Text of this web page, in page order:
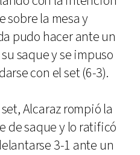
sobre la mesa y
pudo hacer ante un
saque y se impuso
con el set (6-3).
Alcaraz rompió la
de saque y lo ratificó
3-1 ante un